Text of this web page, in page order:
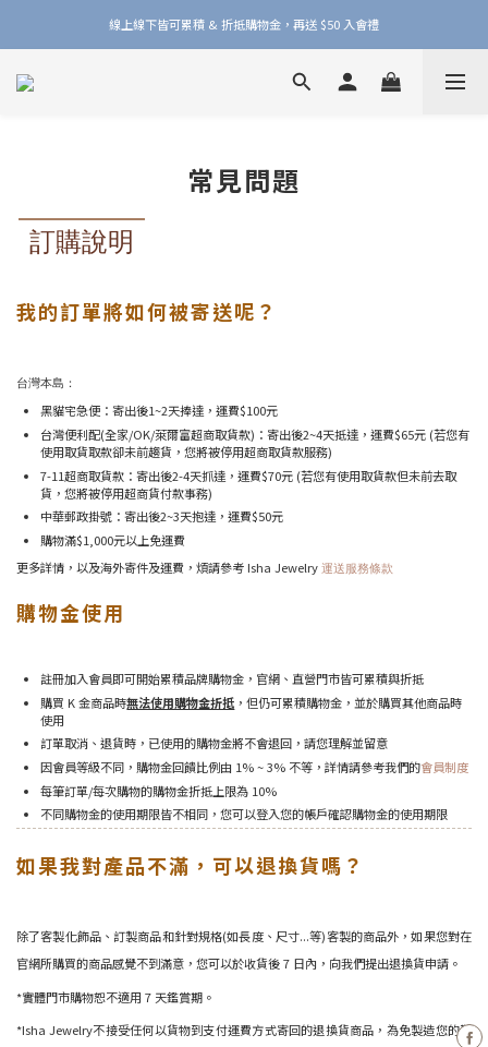
加入品牌會員，官網門市每筆消費皆享 1% 購物金回饋！
線上線下皆可累積 & 折抵購物金，再送 $50 入會禮
加入品牌會員，官網門市每筆消費皆享 1% 購物金回饋！
常見問題
訂購說明
我的訂單將如何被寄送呢？
台灣本島：
黑貓宅急便：寄出後1~2天捧達，運費$100元
台灣便利配(全家/OK/萊爾富超商取貨款)：寄出後2~4天抵達，運費$65元 (若您有
使用取貨取款卻未前趨貨，您將被停用超商取貨款服務)
7-11超商取貨款：寄出後2-4天抓達，運費$70元 (若您有使用取貨款但未前去取
貨，您將被停用超商貨付款事務)
中華郵政掛號：寄出後2~3天抱達，運費$50元
購物滿$1,000元以上免運費
更多詳情，以及海外寄件及運費，煩請參考 Isha Jewelry 運送服務條款
購物金使用
註冊加入會員即可開始累積品牌購物金，官網、直營門市皆可累積與折抵
購買 K 金商品時無法使用購物金折抵 ，但仍可累積購物金，並於購買其他商品時
使用
訂單取消、退貨時，已使用的購物金將不會退回，請您理解並留意
因會員等級不同，購物金回饋比例由 1% ~ 3% 不等，詳情請參考我們的會員制度
每筆訂單/每次購物的購物金折抵上限為 10%
不同購物金的使用期限皆不相同，您可以登入您的帳戶確認購物金的使用期限
如果我對產品不滿，可以退換貨嗎？
除了客製化飾品、訂製商品和針對規格(如長度、尺寸...等)客製的商品外，如果您對在
官網所購買的商品感覺不到滿意，您可以於收貨後 7 日內，向我們提出退換貨申請。
*實體門市購物恕不適用 7 天鑑賞期。
*Isha Jewelry不接受任何以貨物到支付運費方式寄回的退換貨商品，為免製造您的難